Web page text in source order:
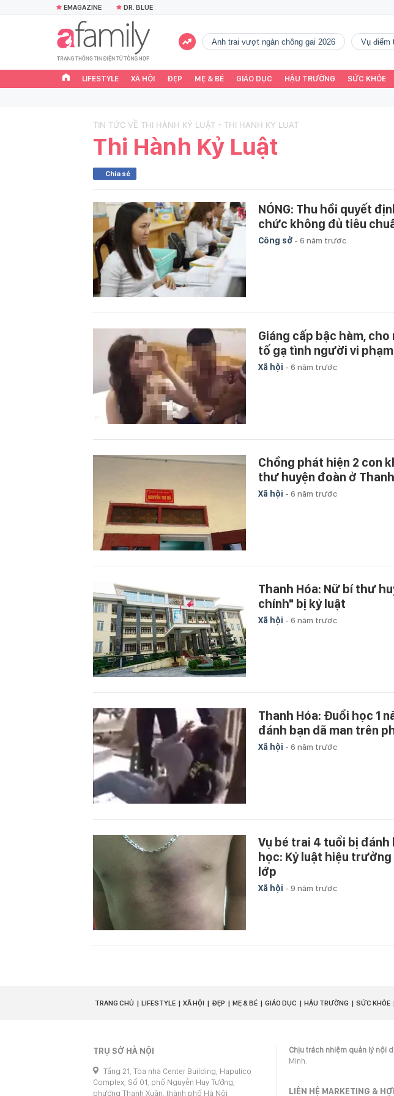
EMAGAZINE DR. BLUE
Anh trai vượt ngàn chông gai 2026 vụ
LIFESTYLE XÃ HỘI ĐẸP MẸ & BÉ GIÁO DỤC HẬU TRƯỜNG SỨC KHỎE
TIN TỨC VỀ THI HÀNH KỶ LUẬT - THI HANH KY LUAT
Thi Hành Kỷ Luật
Chia sẻ
NÓNG: Thu hồi quyết
chức không đủ tiêu
Công sở - 6 năm trước
Giáng cấp bậc hàm,
tố gạ tình người vi
Xã hội - 6 năm trước
Chồng phát hiện 2 con
thư huyện đoàn ở
Xã hội - 6 năm trước
Thanh Hóa: Nữ bí thư
chính" bị kỷ luật
Xã hội - 6 năm trước
Thanh Hóa: Đuổi học 1
đánh bạn dã man trên
Xã hội - 6 năm trước
Vụ bé trai 4 tuổi bị
học: Kỷ luật hiệu
lớp
Xã hội - 9 năm trước
TRANG CHỦ LIFESTYLE XÃ HỘI ĐẸP MẸ & BÉ GIÁO DỤC HẬU TRƯỜNG SỨC KHỎE
TRỤ SỞ HÀ NỘI
Tầng 21, Tòa nhà Center Building, Hapulico
Complex, Số 01, phố Nguyễn Huy Tưởng,
phường Thanh Xuân, thành phố Hà Nội
Chịu trách nhiệm quản lý nội
Minh.
LIÊN HỆ MARKETING &